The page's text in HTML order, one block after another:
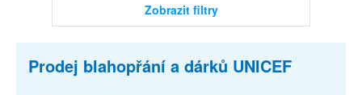
Zobrazit filtry
Prodej blahopřání a dárků UNICEF